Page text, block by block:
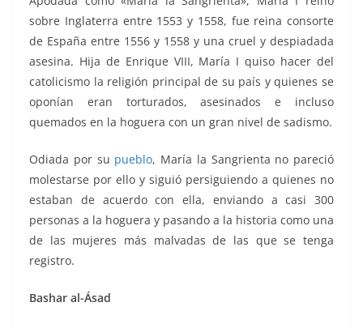
sobre Inglaterra entre 1553 y 1558, fue reina consorte
de España entre 1556 y 1558 y una cruel y despiadada
asesina. Hija de Enrique VIII, María I quiso hacer del
catolicismo la religión principal de su país y quienes se
oponían eran torturados, asesinados e incluso
quemados en la hoguera con un gran nivel de sadismo.
Odiada por su pueblo, María la Sangrienta no pareció
molestarse por ello y siguió persiguiendo a quienes no
estaban de acuerdo con ella, enviando a casi 300
personas a la hoguera y pasando a la historia como una
de las mujeres más malvadas de las que se tenga
registro.
Bashar al-Ásad